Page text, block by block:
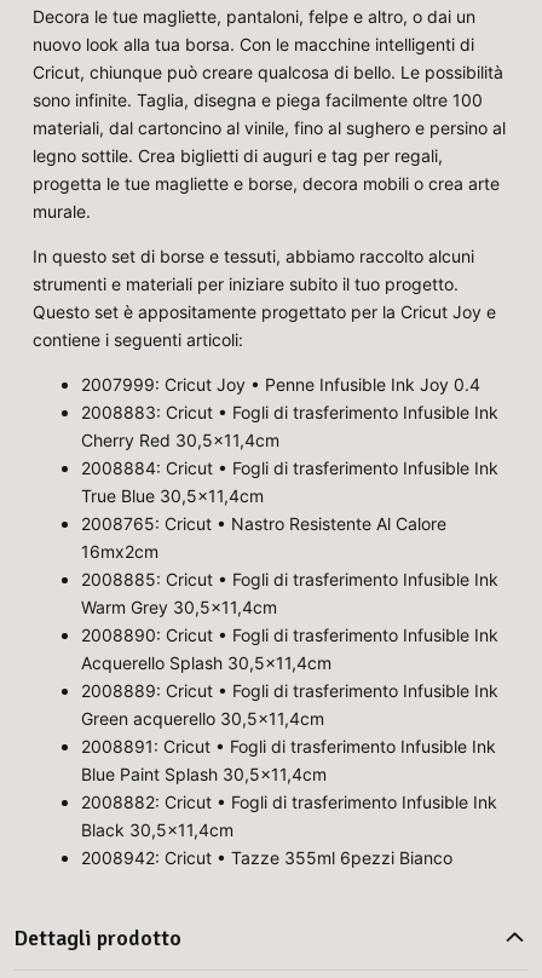
Decora le tue magliette, pantaloni, felpe e altro, o dai un
nuovo look alla tua borsa. Con le macchine intelligenti di
Cricut, chiunque può creare qualcosa di bello. Le possibilità
sono infinite. Taglia, disegna e piega facilmente oltre 100
materiali, dal cartoncino al vinile, fino al sughero e persino al
legno sottile. Crea biglietti di auguri e tag per regali,
progetta le tue magliette e borse, decora mobili o crea arte
murale.
In questo set di borse e tessuti, abbiamo raccolto alcuni
strumenti e materiali per iniziare subito il tuo progetto.
Questo set è appositamente progettato per la Cricut Joy e
contiene i seguenti articoli:
2007999: Cricut Joy • Penne Infusible Ink Joy 0.4
2008883: Cricut • Fogli di trasferimento Infusible Ink
Cherry Red 30,5x11,4cm
2008884: Cricut • Fogli di trasferimento Infusible Ink
True Blue 30,5x11,4cm
2008765: Cricut • Nastro Resistente Al Calore
16mx2cm
2008885: Cricut • Fogli di trasferimento Infusible Ink
Warm Grey 30,5x11,4cm
2008890: Cricut • Fogli di trasferimento Infusible Ink
Acquerello Splash 30,5x11,4cm
2008889: Cricut • Fogli di trasferimento Infusible Ink
Green acquerello 30,5x11,4cm
2008891: Cricut • Fogli di trasferimento Infusible Ink
Blue Paint Splash 30,5x11,4cm
2008882: Cricut • Fogli di trasferimento Infusible Ink
Black 30,5x11,4cm
2008942: Cricut • Tazze 355ml 6pezzi Bianco
Dettagli prodotto